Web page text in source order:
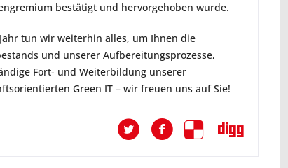
bestätigt und hervorgehoben wurde.
tun wir weiterhin alles, um Ihnen die
und unserer Aufbereitungsprozesse,
Fort- und Weiterbildung unserer
Green IT – wir freuen uns auf Sie!